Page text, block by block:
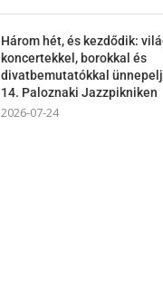
Három hét, és kezdődik:
koncertekkel, borokkal és
divatbemutatókkal
14. Paloznaki Jazzpikniken
2026-07-24